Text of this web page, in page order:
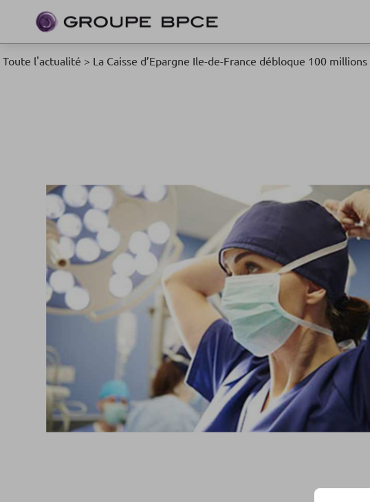
Toute l'actualité >